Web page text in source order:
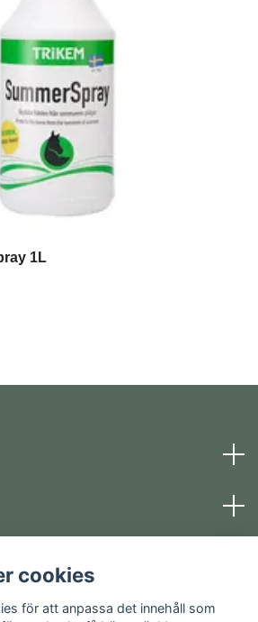
1L
cookies
för att anpassa det innehåll som